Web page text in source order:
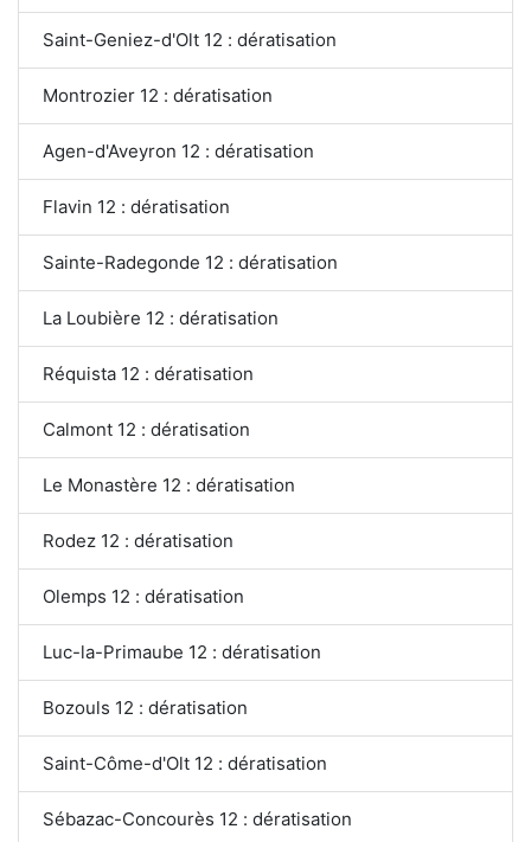
Saint-Geniez-d'Olt 12 : dératisation
Montrozier 12 : dératisation
Agen-d'Aveyron 12 : dératisation
Flavin 12 : dératisation
Sainte-Radegonde 12 : dératisation
La Loubière 12 : dératisation
Réquista 12 : dératisation
Calmont 12 : dératisation
Le Monastère 12 : dératisation
Rodez 12 : dératisation
Olemps 12 : dératisation
Luc-la-Primaube 12 : dératisation
Bozouls 12 : dératisation
Saint-Côme-d'Olt 12 : dératisation
Sébazac-Concourès 12 : dératisation